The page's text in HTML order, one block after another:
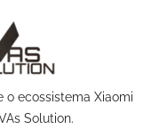
o ecossistema Xiaomi
Solution.